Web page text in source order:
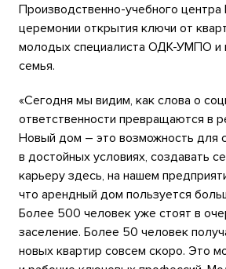
Производственно-учебного центра
церемонии открытия ключи от
молодых специалиста ОДК-УМПО и
семья.
«Сегодня мы видим, как слова о
ответственности превращаются в
Новый дом – это возможность для
в достойных условиях, создавать
карьеру здесь, на нашем
что арендный дом пользуется
Более 500 человек уже стоят в
заселение. Более 50 человек
новых квартир совсем скоро. Это